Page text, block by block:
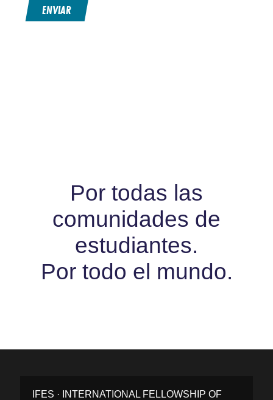
ENVIAR
Por todas las
comunidades de
estudiantes.
Por todo el mundo.
IFES · INTERNATIONAL FELLOWSHIP OF